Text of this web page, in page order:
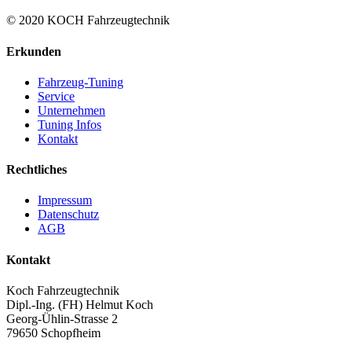
© 2020 KOCH Fahrzeugtechnik
Erkunden
Fahrzeug-Tuning
Service
Unternehmen
Tuning Infos
Kontakt
Rechtliches
Impressum
Datenschutz
AGB
Kontakt
Koch Fahrzeugtechnik
Dipl.-Ing. (FH) Helmut Koch
Georg-Ühlin-Strasse 2
79650 Schopfheim